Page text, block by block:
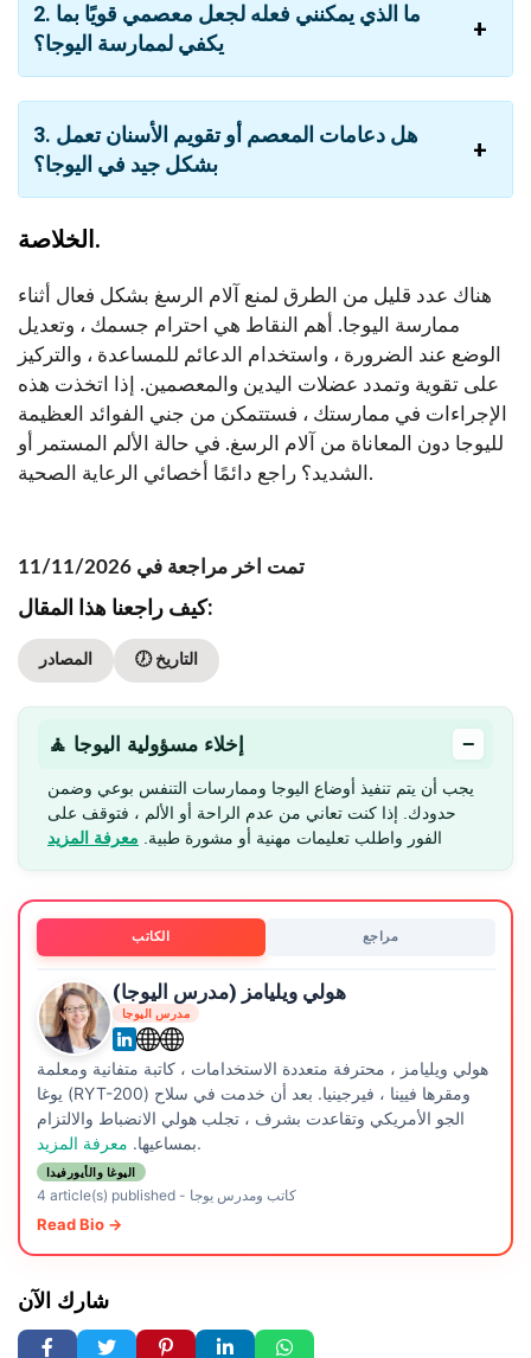
2. ما الذي يمكنني فعله لجعل معصمي قويًا بما
يكفي لممارسة اليوجا؟
3. هل دعامات المعصم أو تقويم الأسنان تعمل
بشكل جيد في اليوجا؟
الخلاصة.
هناك عدد قليل من الطرق لمنع آلام الرسغ بشكل فعال أثناء
ممارسة اليوجا. أهم النقاط هي احترام جسمك ، وتعديل
الوضع عند الضرورة ، واستخدام الدعائم للمساعدة ، والتركيز
على تقوية وتمدد عضلات اليدين والمعصمين. إذا اتخذت هذه
الإجراءات في ممارستك ، فستتمكن من جني الفوائد العظيمة
لليوجا دون المعاناة من آلام الرسغ. في حالة الألم المستمر أو
الشديد؟ راجع دائمًا أخصائي الرعاية الصحية.
تمت اخر مراجعة في 11/11/2026
كيف راجعنا هذا المقال:
المصادر 🕖 التاريخ
🧘 إخلاء مسؤولية اليوجا −
يجب أن يتم تنفيذ أوضاع اليوجا وممارسات التنفس بوعي وضمن
حدودك. إذا كنت تعاني من عدم الراحة أو الألم ، فتوقف على
الفور واطلب تعليمات مهنية أو مشورة طبية. معرفة المزيد
الكاتب مراجع
هولي ويليامز (مدرس اليوجا)
مدرس اليوجا
هولي ويليامز ، محترفة متعددة الاستخدامات ، كاتبة متفانية ومعلمة
يوغا (RYT-200) ومقرها فيينا ، فيرجينيا. بعد أن خدمت في سلاح
الجو الأمريكي وتقاعدت بشرف ، تجلب هولي الانضباط والالتزام
بمساعيها. معرفة المزيد .
اليوغا والأيورفيدا
4 article(s) published- كاتب ومدرس يوجا
Read Bio →
شارك الآن